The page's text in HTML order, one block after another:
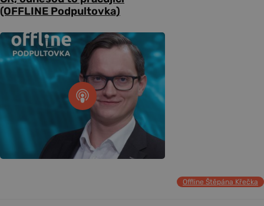
(OFFLINE Podpultovka)
Offline Štěpána Křečka